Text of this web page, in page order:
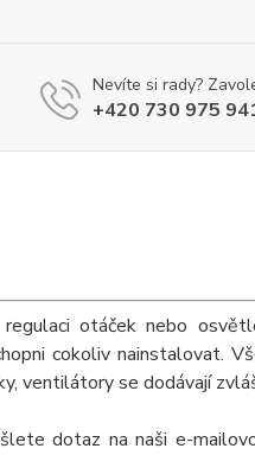
Nevíte si rady?
+420 730 975
otáček nebo
cokoliv nainstalovat.
ventilátory se dodávají
dotaz na naši e-